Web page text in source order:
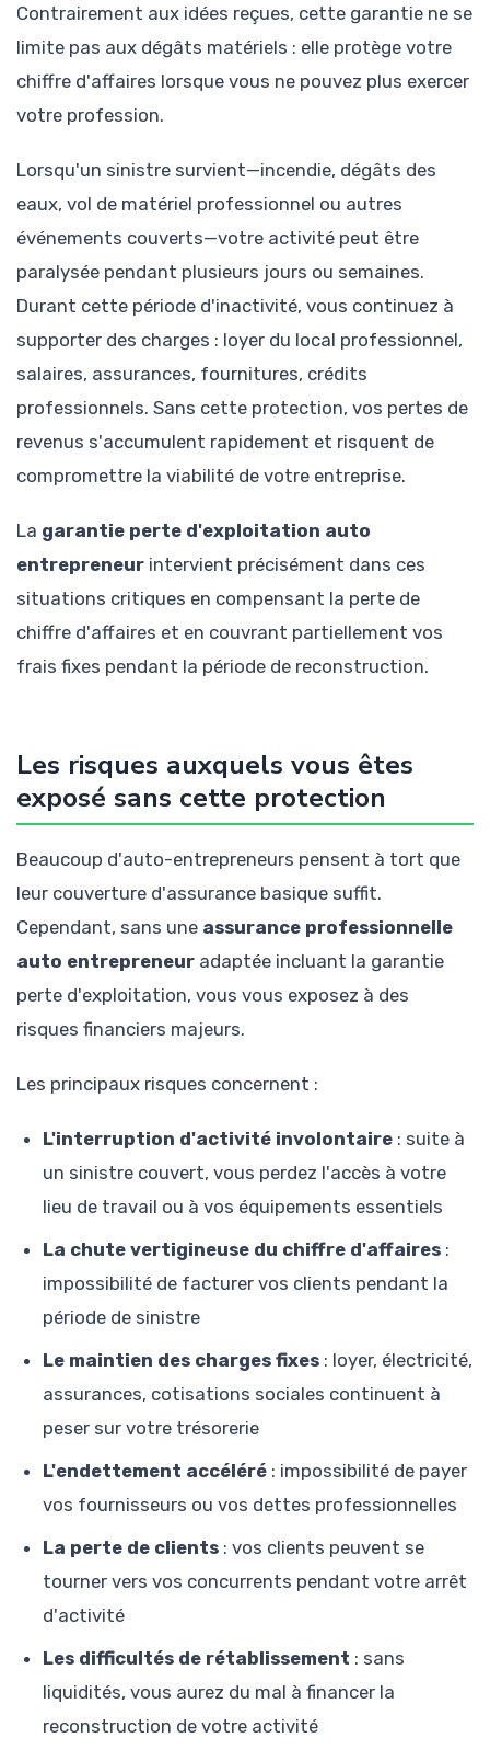
Contrairement aux idées reçues, cette garantie ne se
limite pas aux dégâts matériels : elle protège votre
chiffre d'affaires lorsque vous ne pouvez plus exercer
votre profession.
Lorsqu'un sinistre survient—incendie, dégâts des
eaux, vol de matériel professionnel ou autres
événements couverts—votre activité peut être
paralysée pendant plusieurs jours ou semaines.
Durant cette période d'inactivité, vous continuez à
supporter des charges : loyer du local professionnel,
salaires, assurances, fournitures, crédits
professionnels. Sans cette protection, vos pertes de
revenus s'accumulent rapidement et risquent de
compromettre la viabilité de votre entreprise.
La garantie perte d'exploitation auto
entrepreneur intervient précisément dans ces
situations critiques en compensant la perte de
chiffre d'affaires et en couvrant partiellement vos
frais fixes pendant la période de reconstruction.
Les risques auxquels vous êtes
exposé sans cette protection
Beaucoup d'auto-entrepreneurs pensent à tort que
leur couverture d'assurance basique suffit.
Cependant, sans une assurance professionnelle
auto entrepreneur adaptée incluant la garantie
perte d'exploitation, vous vous exposez à des
risques financiers majeurs.
Les principaux risques concernent :
L'interruption d'activité involontaire : suite à
un sinistre couvert, vous perdez l'accès à votre
lieu de travail ou à vos équipements essentiels
La chute vertigineuse du chiffre d'affaires :
impossibilité de facturer vos clients pendant la
période de sinistre
Le maintien des charges fixes : loyer, électricité,
assurances, cotisations sociales continuent à
peser sur votre trésorerie
L'endettement accéléré : impossibilité de payer
vos fournisseurs ou vos dettes professionnelles
La perte de clients : vos clients peuvent se
tourner vers vos concurrents pendant votre arrêt
d'activité
Les difficultés de rétablissement : sans
liquidités, vous aurez du mal à financer la
reconstruction de votre activité